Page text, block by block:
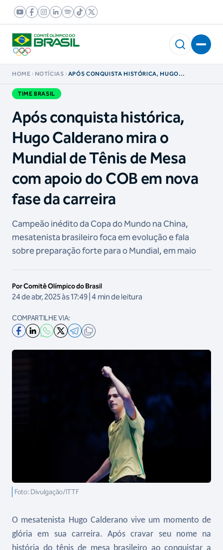
HOME NOTÍCIAS
APÓS CONQUISTA HISTÓRICA, HUGO
TIME BRASIL
Após conquista histórica,
Hugo Calderano mira o
Mundial de Tênis de Mesa
com apoio do COB em nova
fase da carreira
Campeão inédito da Copa do Mundo na China,
mesatenista brasileiro foca em evolução e fala
sobre preparação forte para o Mundial, em maio
Por Comitê Olímpico do Brasil
24 de abr, 2025 às 17:49 | 4 min de leitura
COMPARTILHE VIA:
Foto: Divulgação/ITTF
O mesatenista Hugo Calderano vive um momento de
glória em sua carreira. Após cravar seu nome na
história do tênis de mesa brasileiro ao conquistar a